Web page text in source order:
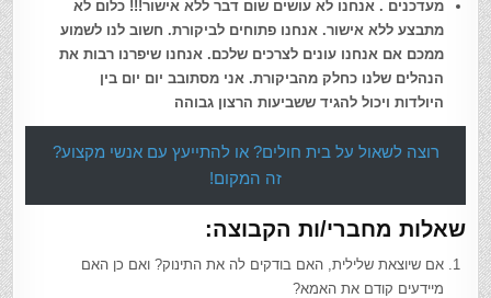
מעדכנים . אנחנו לא עושים שום דבר ללא אישור!!! כלום לא
מתבצע ללא אישור. אנחנו פתוחים לביקורת. חשוב לנו לשמוע
ממכם אם אנחנו עונים לצרכים שלכם. אנחנו שיפרנו רבות את
הנהלים שלנו כחלק מהביקורת. אני מסתובב יום יום בין
היולדות ויכול להגיד ששביעות הרצון גבוהה
רוצה לשאול על בית חולים? או להתייעץ עם אנשי מקצוע?
זה המקום!
שאלות מחברי/ות הקבוצה:
אם שיוצאת שלילית, האם בודקים לה את התינוק? ואם כן האם
מיידעים קודם את האמא?